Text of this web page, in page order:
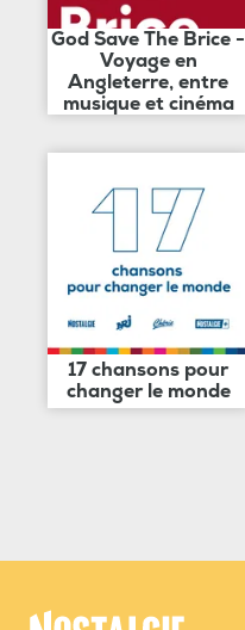
God Save The Brice -
Voyage en
Angleterre, entre
musique et cinéma
17 chansons pour
changer le monde